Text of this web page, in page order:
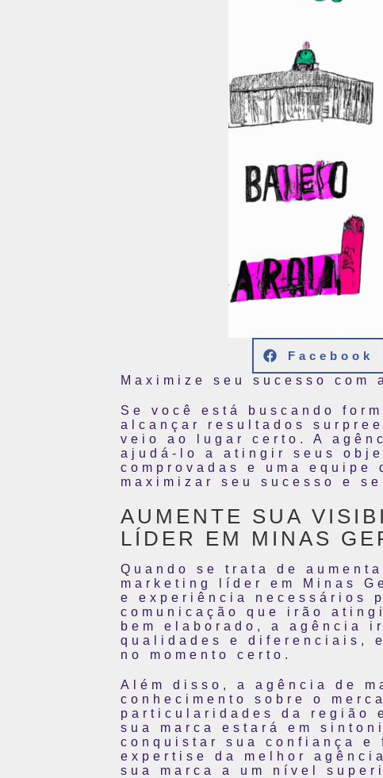
Facebook
Maximize seu sucesso com
Se você está buscando
alcançar resultados
veio ao lugar certo. A
ajudá-lo a atingir seus
comprovadas e uma
maximizar seu sucesso e
AUMENTE SUA
LÍDER EM MINAS
Quando se trata de
marketing líder em Minas
e experiência necessários
comunicação que irão
bem elaborado, a agência
qualidades e diferenciais,
no momento certo.
Além disso, a agência de
conhecimento sobre o
particularidades da região
sua marca estará em
conquistar sua confiança e
expertise da melhor
sua marca a um nível